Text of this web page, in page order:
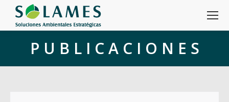
P U B L I C A C I O N E S